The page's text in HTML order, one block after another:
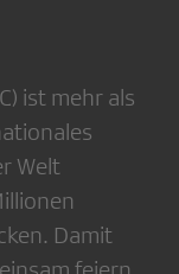
ist mehr als
Welt
Damit